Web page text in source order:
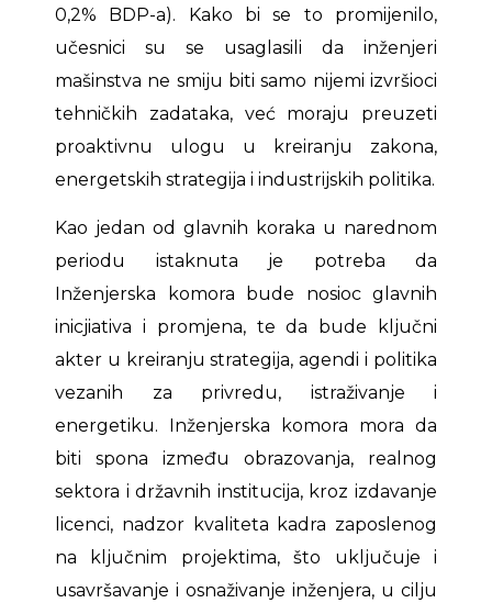
0,2% BDP-a). Kako bi se to promijenilo,
učesnici su se usaglasili da inženjeri
mašinstva ne smiju biti samo nijemi izvršioci
tehničkih zadataka, već moraju preuzeti
proaktivnu ulogu u kreiranju zakona,
energetskih strategija i industrijskih politika.
Kao jedan od glavnih koraka u narednom
periodu istaknuta je potreba da
Inženjerska komora bude nosioc glavnih
inicjiativa i promjena, te da bude ključni
akter u kreiranju strategija, agendi i politika
vezanih za privredu, istraživanje i
energetiku. Inženjerska komora mora da
biti spona između obrazovanja, realnog
sektora i državnih institucija, kroz izdavanje
licenci, nadzor kvaliteta kadra zaposlenog
na ključnim projektima, što uključuje i
usavršavanje i osnaživanje inženjera, u cilju